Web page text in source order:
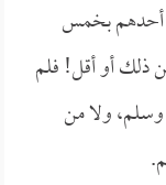
أحدهم بخمس
ذلك أو أقل! فلم
ولا من